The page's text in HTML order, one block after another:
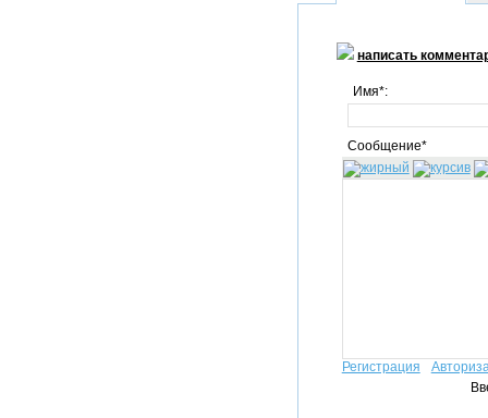
написать
Имя*:
Сообщение*
Регистрация